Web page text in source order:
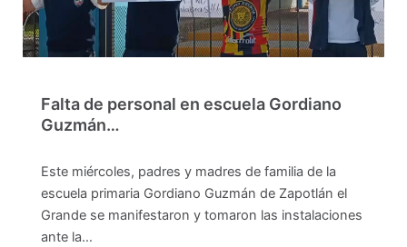
Falta de personal en escuela Gordiano
Guzmán…
Este miércoles, padres y madres de familia de la
escuela primaria Gordiano Guzmán de Zapotlán el
Grande se manifestaron y tomaron las instalaciones
ante la…